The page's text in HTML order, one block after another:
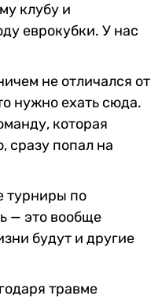
клубу и
еврокубки. У нас
не отличался от
нужно ехать сюда.
которая
сразу попал на
турниры по
— это вообще
будут и другие
травме